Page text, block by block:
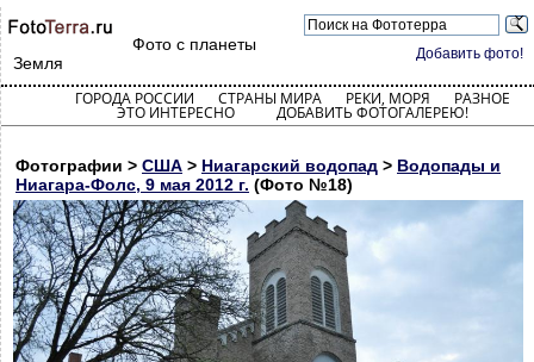
Добавить фото!
Фото с планеты
Земля
ГОРОДА РОССИИ СТРАНЫ МИРА РЕКИ, МОРЯ РАЗНОЕ
ЭТО ИНТЕРЕСНО ДОБАВИТЬ ФОТОГАЛЕРЕЮ!
Фотографии > США > Ниагарский водопад > Водопады и
Ниагара-Фолс, 9 мая 2012 г. (Фото №18)